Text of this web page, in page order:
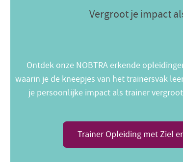
Vergroot je impact
Ontdek onze NOBTRA erkende
waarin je de kneepjes van het trainersvak
je persoonlijke impact als trainer
Trainer Opleiding met Ziel